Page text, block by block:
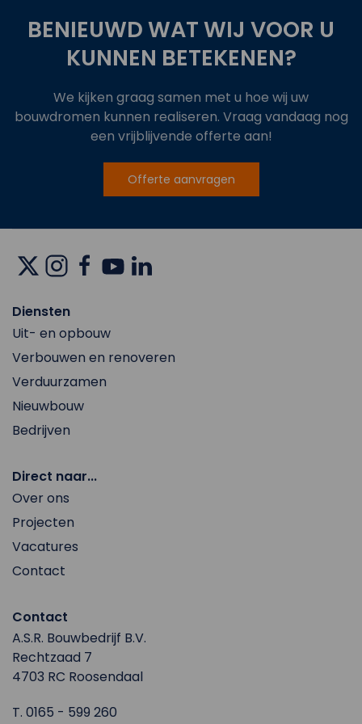
BENIEUWD WAT WIJ VOOR U
KUNNEN BETEKENEN?
We kijken graag samen met u hoe wij uw
bouwdromen kunnen realiseren. Vraag vandaag nog
een vrijblijvende offerte aan!
Offerte aanvragen
Diensten
Uit- en opbouw
Verbouwen en renoveren
Verduurzamen
Nieuwbouw
Bedrijven
Direct naar...
Over ons
Projecten
Vacatures
Contact
Contact
A.S.R. Bouwbedrijf B.V.
Rechtzaad 7
4703 RC Roosendaal
T. 0165 - 599 260